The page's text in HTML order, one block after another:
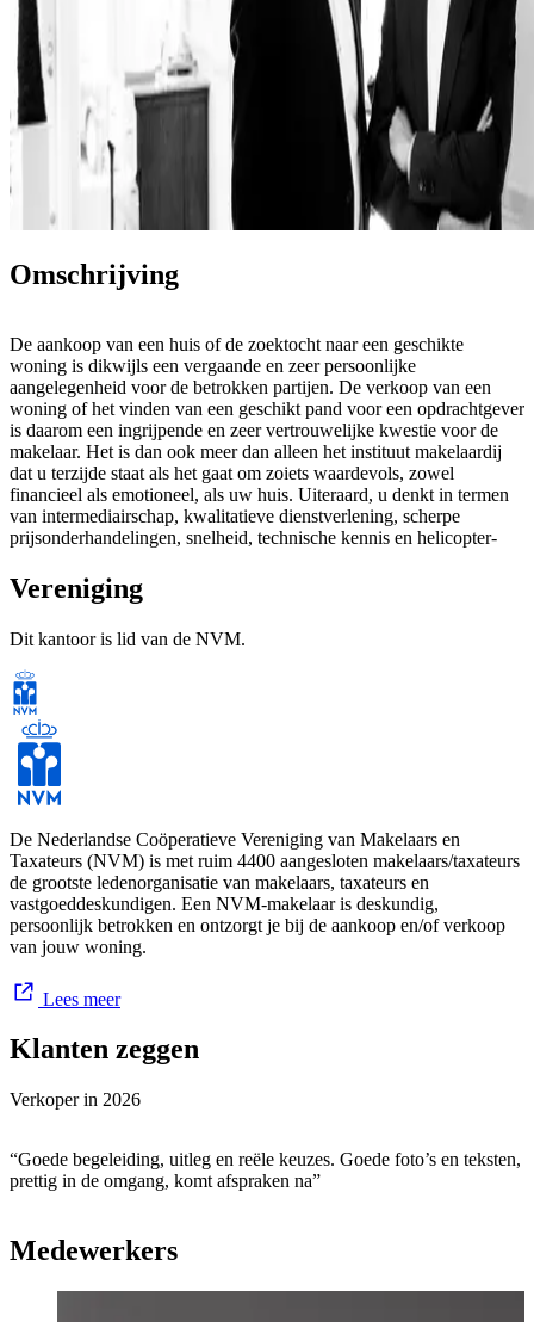
Omschrijving
De aankoop van een huis of de zoektocht naar een geschikte
woning is dikwijls een vergaande en zeer persoonlijke
aangelegenheid voor de betrokken partijen. De verkoop van een
woning of het vinden van een geschikt pand voor een opdrachtgever
is daarom een ingrijpende en zeer vertrouwelijke kwestie voor de
makelaar. Het is dan ook meer dan alleen het instituut makelaardij
dat u terzijde staat als het gaat om zoiets waardevols, zowel
financieel als emotioneel, als uw huis. Uiteraard, u denkt in termen
van intermediairschap, kwalitatieve dienstverlening, scherpe
prijsonderhandelingen, snelheid, technische kennis en helicopter-
aanpassingsvermogen, betrouwbaaheid, integriteit en bovenal
mensenkennis. Want is de essentie van wonen niet het leven op een
oog voor emotie en lifestyle in relatie tot wonen, met oog voor
detail. Voor woningen van stad tot land, van appartement en
nieuwbouw tot dorpshuis en boerderij in de regio Vught en
omstreken. Voor huizenbezitters die snel en voor de juiste prijs hun
woning kwijt willen. Voor kopers die een paar ton te besteden
hebben, of heel veel meer. Ondersteund door een professioneel team
van zaken binnens- en buitenshuis.
Vereniging
Dit kantoor is lid van de NVM.
De Nederlandse Coöperatieve Vereniging van Makelaars en
Taxateurs (NVM) is met ruim 4400 aangesloten makelaars/taxateurs
de grootste ledenorganisatie van makelaars, taxateurs en
vastgoeddeskundigen. Een NVM-makelaar is deskundig,
persoonlijk betrokken en ontzorgt je bij de aankoop en/of verkoop
van jouw woning.
Lees meer
Klanten zeggen
Verkoper in 2026
“Goede begeleiding, uitleg en reële keuzes. Goede foto’s en teksten,
prettig in de omgang, komt afspraken na”
Medewerkers